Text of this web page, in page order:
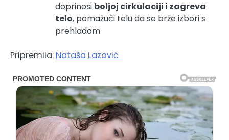
doprinosi boljoj cirkulaciji i zagreva
telo, pomažući telu da se brže izbori s
prehladom
Pripremila: Nataša Lazović